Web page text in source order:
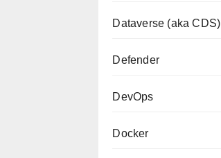
Dataverse (aka CDS)
Defender
DevOps
Docker